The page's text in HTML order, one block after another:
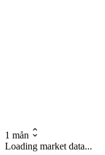
1 mån
Loading market data...